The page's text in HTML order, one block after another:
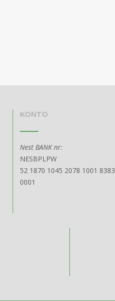
KONTO
Nest BANK nr:
NESBPLPW
52 1870 1045 2078 1001 8383
0001